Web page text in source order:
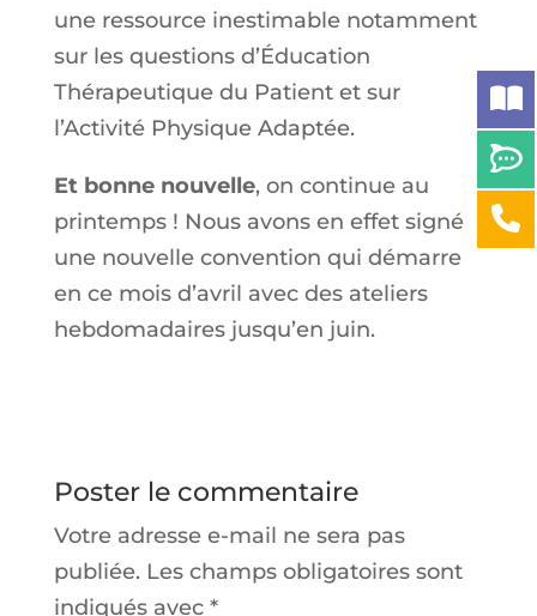
une ressource inestimable notamment
sur les questions d’Éducation
Thérapeutique du Patient et sur
l’Activité Physique Adaptée.
Et bonne nouvelle, on continue au
printemps ! Nous avons en effet signé
une nouvelle convention qui démarre
en ce mois d’avril avec des ateliers
hebdomadaires jusqu’en juin.
Poster le commentaire
Votre adresse e-mail ne sera pas
publiée. Les champs obligatoires sont
indiqués avec *